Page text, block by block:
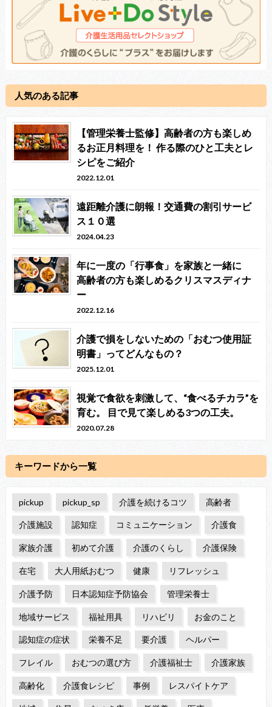
人気のある記事
【管理栄養士監修】高齢者の方も楽しめ
るお正月料理を！ 作る際のひと工夫とレ
シピをご紹介
2022.12.01
遠距離介護に朗報！交通費の割引サービ
ス１０選
2024.04.23
年に一度の「行事食」を家族と一緒に
高齢者の方も楽しめるクリスマスディナ
ー
2022.12.16
介護で損をしないための「おむつ使用証
明書」ってどんなもの？
2025.12.01
視覚で食欲を刺激して、“食べるチカラ”を
育む。 目で見て楽しめる3つの工夫。
2020.07.28
キーワードから一覧
pickup pickup_sp 介護を続けるコツ 高齢者
介護施設 認知症 コミュニケーション 介護食
家族介護 初めて介護 介護のくらし 介護保険
在宅 大人用紙おむつ 健康 リフレッシュ
介護予防 日本認知症予防協会 管理栄養士
地域サービス 福祉用具 リハビリ お金のこと
認知症の症状 栄養不足 要介護 ヘルパー
フレイル おむつの選び方 介護福祉士 介護家族
高齢化 介護食レシピ 事例 レスパイトケア